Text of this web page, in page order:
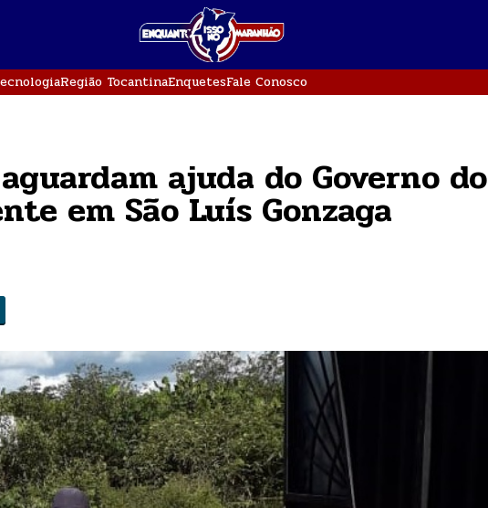
Região TocantinaEnquetesFale Conosco
ajuda do Governo do
em São Luís Gonzaga